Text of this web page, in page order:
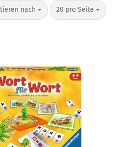
nach
nach 20 pro Seite
pro Seite